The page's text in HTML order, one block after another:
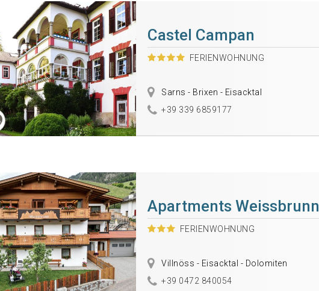
Castel Campan
FERIENWOHNUNG
Sarns - Brixen - Eisacktal
+39 339 6859177
Apartments Weissbrunn
FERIENWOHNUNG
Villnöss - Eisacktal - Dolomiten
+39 0472 840054